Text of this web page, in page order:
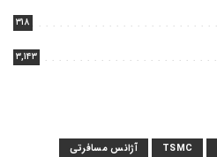
۳۱۸
۳,۱۴۳
TSMC
آژانس مسافرتی